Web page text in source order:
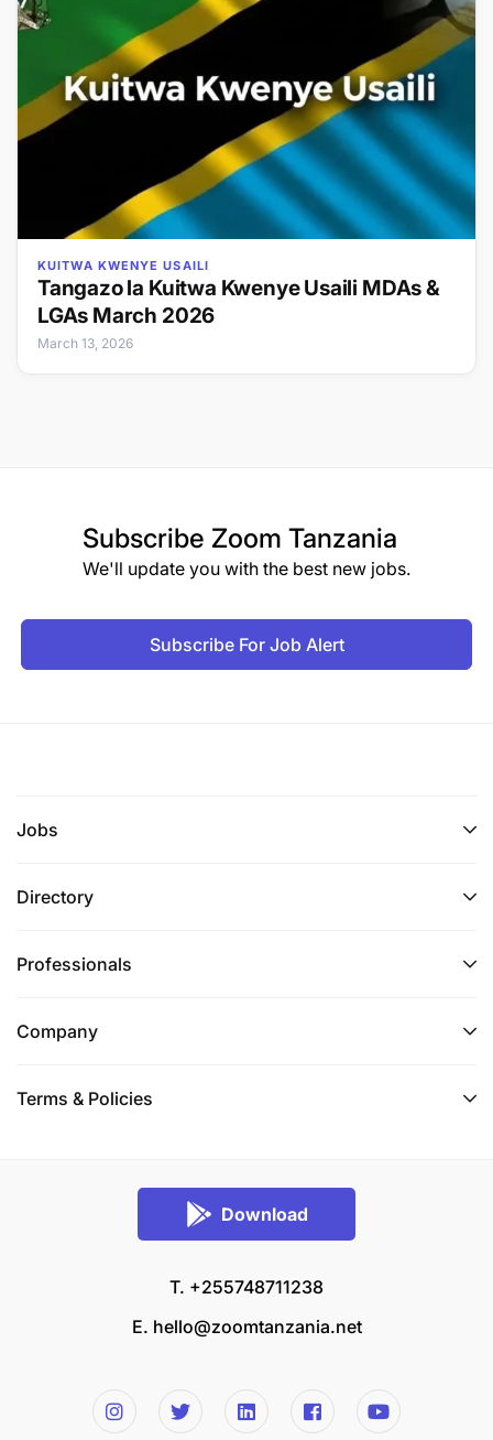
KUITWA KWENYE USAILI
Tangazo la Kuitwa Kwenye Usaili MDAs &
LGAs March 2026
March 13, 2026
Subscribe Zoom Tanzania
We'll update you with the best new jobs.
Subscribe For Job Alert
Jobs
Directory
Professionals
Company
Terms & Policies
Download
T. +255748711238
E. hello@zoomtanzania.net